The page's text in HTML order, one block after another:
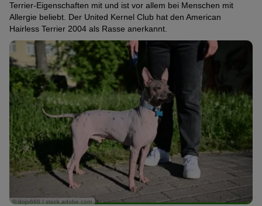
Terrier-Eigenschaften mit und ist vor allem bei Menschen mit
Allergie beliebt. Der United Kernel Club hat den American
Hairless Terrier 2004 als Rasse anerkannt.
© dojo666 / stock.adobe.com